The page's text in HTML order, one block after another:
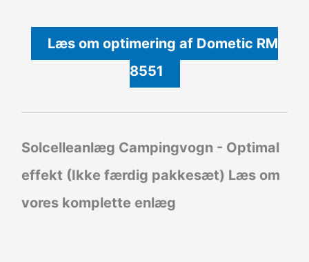
Læs om optimering af Dometic RM
8551
Solcelleanlæg Campingvogn - Optimal
effekt (Ikke færdig pakkesæt) Læs om
vores komplette enlæg